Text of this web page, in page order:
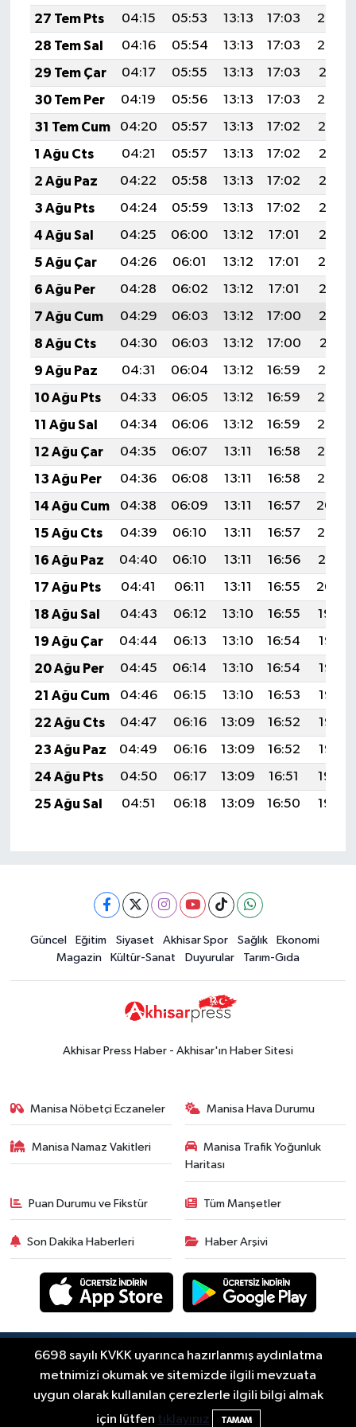
27 Tem Pts
04:15 05:53 13:13 17:03
20:22
28 Tem Sal
04:16 05:54 13:13 17:03
20:22
29 Tem Çar
04:17 05:55 13:13 17:03
20:21
30 Tem Per
04:19 05:56 13:13 17:03
20:20
31 Tem Cum
04:20 05:57 13:13 17:02
20:19
1 Ağu Cts
04:21 05:57 13:13 17:02
20:18
2 Ağu Paz
04:22 05:58 13:13 17:02
20:17
3 Ağu Pts
04:24 05:59 13:13 17:02
20:16
4 Ağu Sal
04:25 06:00 13:12 17:01
20:15
5 Ağu Çar
04:26 06:01 13:12 17:01
20:14
6 Ağu Per
04:28 06:02 13:12 17:01
20:13
7 Ağu Cum
04:29 06:03 13:12 17:00
20:12
8 Ağu Cts
04:30 06:03 13:12 17:00
20:11
9 Ağu Paz
04:31 06:04 13:12 16:59
20:10
10 Ağu Pts
04:33 06:05 13:12 16:59
20:08
11 Ağu Sal
04:34 06:06 13:12 16:59
20:07
12 Ağu Çar
04:35 06:07 13:11 16:58
20:06
13 Ağu Per
04:36 06:08 13:11 16:58
20:05
14 Ağu Cum
04:38 06:09 13:11 16:57
20:04
15 Ağu Cts
04:39 06:10 13:11 16:57
20:02
16 Ağu Paz
04:40 06:10 13:11 16:56
20:01
17 Ağu Pts
04:41 06:11 13:11 16:55
20:00
18 Ağu Sal
04:43 06:12 13:10 16:55
19:59
19 Ağu Çar
04:44 06:13 13:10 16:54
19:57
20 Ağu Per
04:45 06:14 13:10 16:54
19:56
21 Ağu Cum
04:46 06:15 13:10 16:53
19:55
22 Ağu Cts
04:47 06:16 13:09 16:52
19:53
23 Ağu Paz
04:49 06:16 13:09 16:52
19:52
24 Ağu Pts
04:50 06:17 13:09 16:51
19:50
25 Ağu Sal
04:51 06:18 13:09 16:50 19:49
Güncel Eğitim Siyaset Akhisar Spor Sağlık
Ekonomi
Magazin
Kültür-Sanat Duyurular Tarım-Gıda
Akhisar Press Haber - Akhisar'ın Haber Sitesi
Manisa Nöbetçi Eczaneler Manisa Hava Durumu
Manisa Namaz Vakitleri
Manisa Trafik Yoğunluk
Haritası
Puan Durumu ve Fikstür Tüm Manşetler
Son Dakika Haberleri Haber Arşivi
RSS
Copyright © Akhisar Press Haber 2012-2026 Her
hakkı saklıdır.
Haber Yazılımı:TE Bilişim
6698 sayılı KVKK uyarınca hazırlanmış aydınlatma
metnimizi okumak ve sitemizde ilgili mevzuata
uygun olarak kullanılan çerezlerle ilgili bilgi almak
için lütfen tıklayınız TAMAM